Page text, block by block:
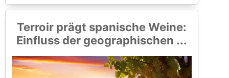
Terroir prägt spanische Weine:
Einfluss der geographischen ...